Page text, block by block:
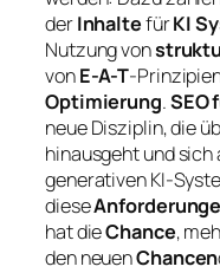
derInhaltefürKI
Nutzung von
vonE-A-T-
Optimierung.SEO
neue Disziplin, die
hinausgeht und
generativen KI-
diese
hat dieChance,
den neuenChancen